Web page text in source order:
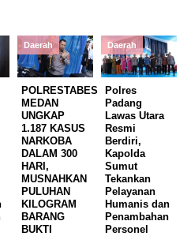
Daerah
POLRESTABES
MEDAN
UNGKAP
1.187 KASUS
NARKOBA
DALAM 300
HARI,
MUSNAHKAN
PULUHAN
KILOGRAM
BARANG
BUKTI
Daerah
Polres
Padang
Lawas Utara
Resmi
Berdiri,
Kapolda
Sumut
Tekankan
Pelayanan
Humanis dan
Penambahan
Personel